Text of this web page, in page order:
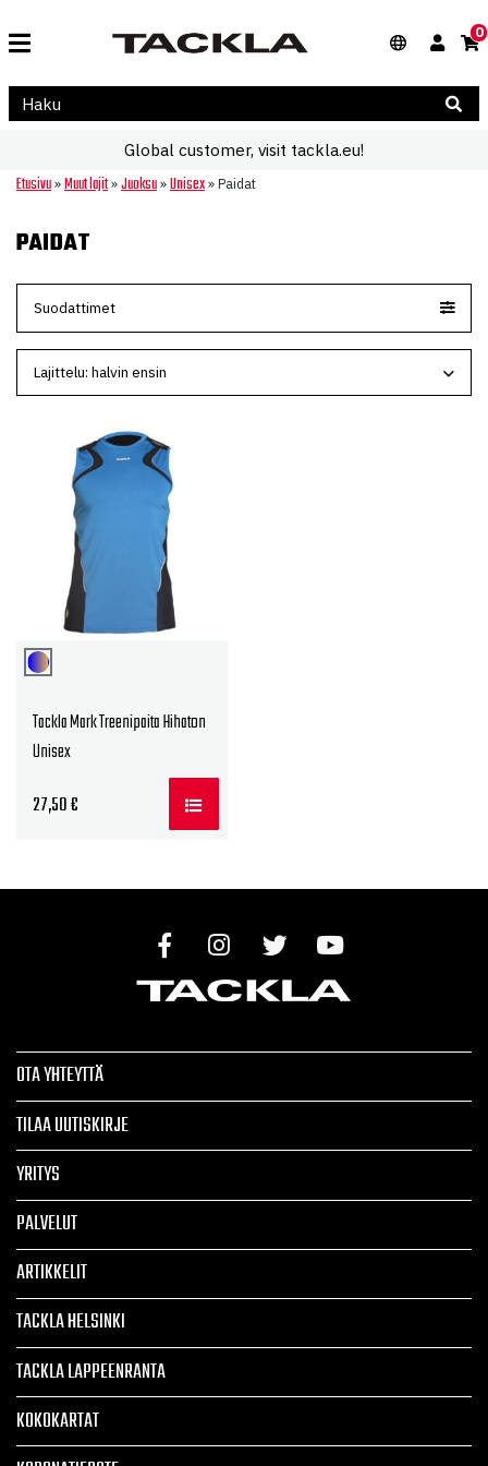
0
Global customer, visit tackla.eu!
Etusivu » Muut lajit » Juoksu » Unisex » Paidat
PAIDAT
Suodattimet
Tackla Mark Treenipaita Hihaton
Unisex
27,50€
OTA YHTEYTTÄ
TILAA UUTISKIRJE
YRITYS
PALVELUT
ARTIKKELIT
TACKLA HELSINKI
TACKLA LAPPEENRANTA
KOKOKARTAT